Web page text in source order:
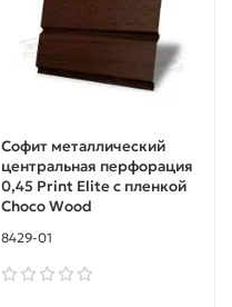
Софит металлический
центральная перфорация
0,45 Print Elite с пленкой
Choco Wood
8429-01